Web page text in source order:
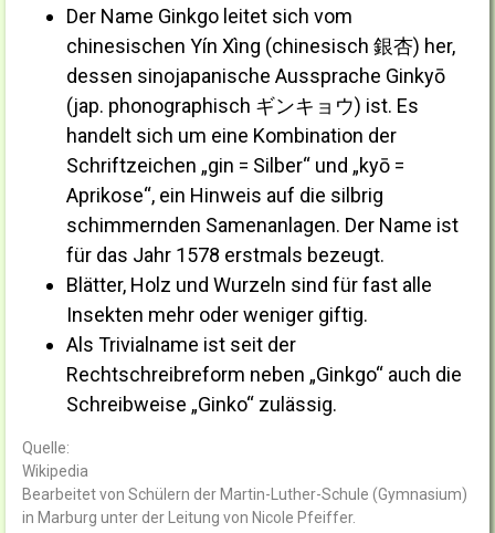
Der Name Ginkgo leitet sich vom
chinesischen Yín Xìng (chinesisch 銀杏) her,
dessen sinojapanische Aussprache Ginkyō
(jap. phonographisch ギンキョウ) ist. Es
handelt sich um eine Kombination der
Schriftzeichen „gin = Silber“ und „kyō =
Aprikose“, ein Hinweis auf die silbrig
schimmernden Samenanlagen. Der Name ist
für das Jahr 1578 erstmals bezeugt.
Blätter, Holz und Wurzeln sind für fast alle
Insekten mehr oder weniger giftig.
Als Trivialname ist seit der
Rechtschreibreform neben „Ginkgo“ auch die
Schreibweise „Ginko“ zulässig.
Quelle:
Wikipedia
Bearbeitet von Schülern der Martin-Luther-Schule (Gymnasium)
in Marburg unter der Leitung von Nicole Pfeiffer.